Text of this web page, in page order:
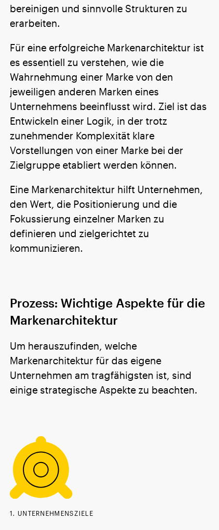
bereinigen und sinnvolle Strukturen zu
erarbeiten.
Für eine erfolgreiche Markenarchitektur ist
es essentiell zu verstehen, wie die
Wahrnehmung einer Marke von den
jeweiligen anderen Marken eines
Unternehmens beeinflusst wird. Ziel ist das
Entwickeln einer Logik, in der trotz
zunehmender Komplexität klare
Vorstellungen von einer Marke bei der
Zielgruppe etabliert werden können.
Eine Markenarchitektur hilft Unternehmen,
den Wert, die Positionierung und die
Fokussierung einzelner Marken zu
definieren und zielgerichtet zu
kommunizieren.
Prozess: Wichtige Aspekte für die
Markenarchitektur
Um herauszufinden, welche
Markenarchitektur für das eigene
Unternehmen am tragfähigsten ist, sind
einige strategische Aspekte zu beachten.
1. UNTERNEHMENSZIELE